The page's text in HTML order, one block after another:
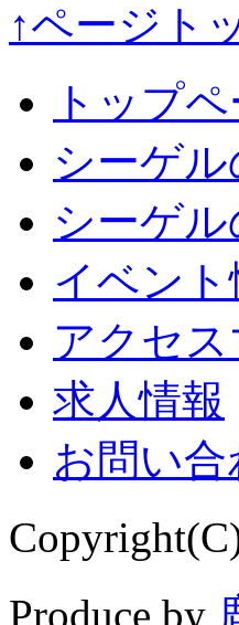
↑ページト
トップ
シーゲル
シーゲ
イベント
アクセ
求人情報
お問い合
Produce by